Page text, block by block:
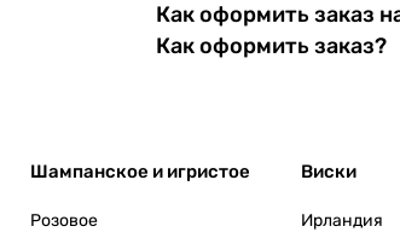
Как оформить заказ
Как оформить заказ?
Шампанское и игристое
Розовое
Виски
Ирландия